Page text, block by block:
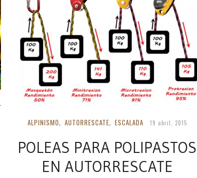
ALPINISMO, AUTORRESCATE, ESCALADA 19 abril, 2015
POLEAS PARA POLIPASTOS
EN AUTORRESCATE